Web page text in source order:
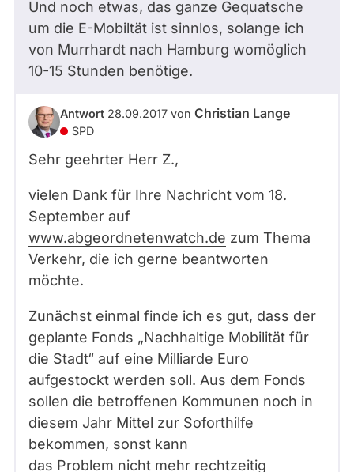
Und noch etwas, das ganze Gequatsche
um die E-Mobiltät ist sinnlos, solange ich
von Murrhardt nach Hamburg womöglich
10-15 Stunden benötige.
Antwort 28.09.2017 von Christian Lange
SPD
Sehr geehrter Herr Z.,
vielen Dank für Ihre Nachricht vom 18.
September auf
www.abgeordnetenwatch.de zum Thema
Verkehr, die ich gerne beantworten
möchte.
Zunächst einmal finde ich es gut, dass der
geplante Fonds „Nachhaltige Mobilität für
die Stadt“ auf eine Milliarde Euro
aufgestockt werden soll. Aus dem Fonds
sollen die betroffenen Kommunen noch in
diesem Jahr Mittel zur Soforthilfe
bekommen, sonst kann
das Problem nicht mehr rechtzeitig